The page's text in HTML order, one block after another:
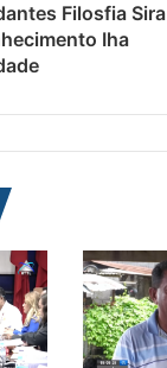
Filosfia Sira
Iha